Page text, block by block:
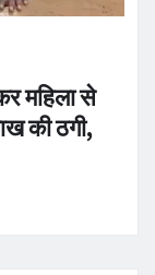
महिला से
की ठगी,